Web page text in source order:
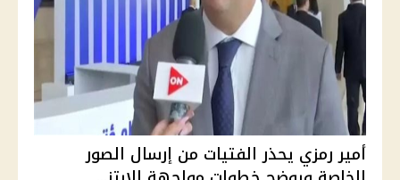
أمير رمزي يحذر الفتيات من إرسال الصور